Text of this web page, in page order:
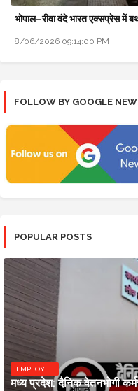
भोपाल–रीवा वंदे भारत एक्सप्रेस में
8/06/2026 09:14:00 PM
FOLLOW BY GOOGLE
POPULAR POSTS
EMPLOYEE
मध्य प्रदेश: दैनिक वेतनभोगी